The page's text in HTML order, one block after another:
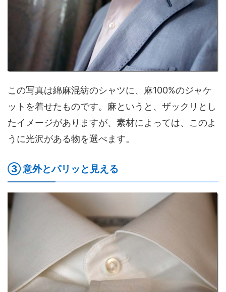
この写真は綿麻混紡のシャツに、麻100%のジャケ
ットを着せたものです。麻というと、ザックリとし
たイメージがありますが、素材によっては、このよ
うに光沢がある物を選べます。
③ 意外とパリッと見える